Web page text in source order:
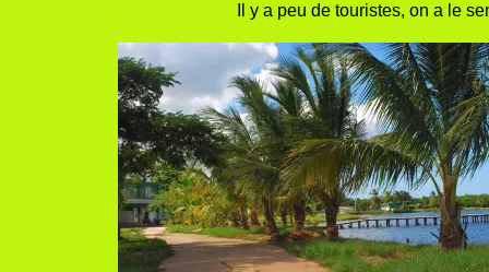
Il y a peu de touristes, on a le